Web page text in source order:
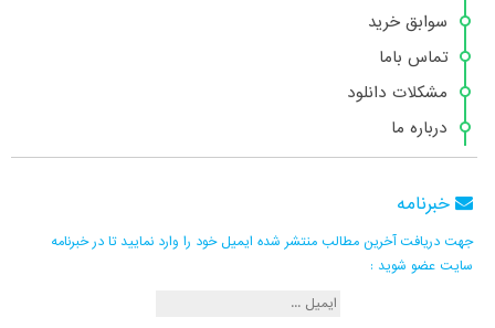
سوابق خرید
تماس باما
مشکلات دانلود
درباره ما
خبرنامه
جهت دریافت آخرین مطالب منتشر شده ایمیل خود را وارد نمایید تا در خبرنامه
سایت عضو شوید :